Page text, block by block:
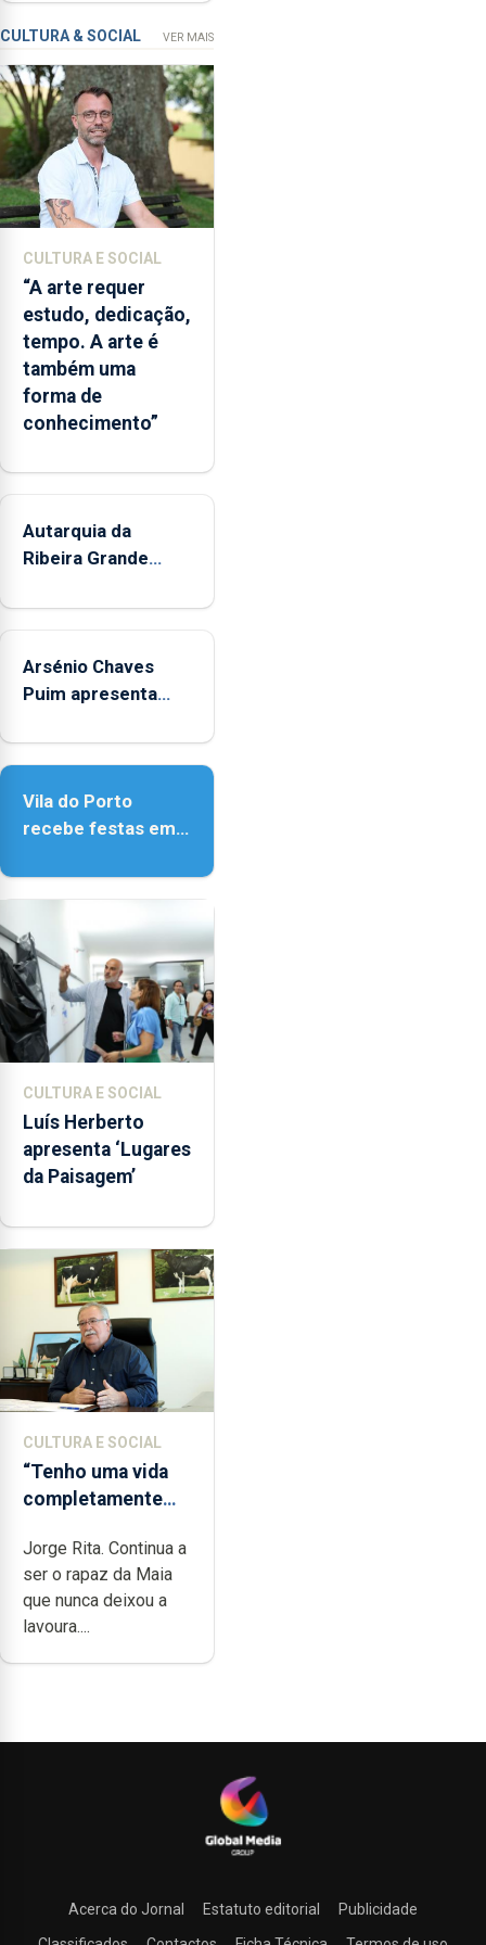
financiamento
para
os
bombeiros
dos
Açores
com
responsabilidades
partilhadas
entre
o
Governo
Regional
e
municípios.
freguesia da Maia
CULTURA & SOCIAL VER MAIS
CULTURA E SOCIAL
“A arte requer
estudo, dedicação,
tempo. A arte é
também uma
forma de
conhecimento”
Autarquia da
Ribeira Grande
"Museus no Verão"
Arsénio Chaves
Puim apresenta
de Vila do Porto
Vila do Porto
recebe festas em
Senhora da
CULTURA E SOCIAL
Luís Herberto
apresenta ‘Lugares
da Paisagem’
CULTURA E SOCIAL
“Tenho uma vida
completamente
dedicação, gosto e
muita paixão”
Jorge Rita. Continua a
ser o rapaz da Maia
que nunca deixou a
lavoura....
Acerca do Jornal Estatuto editorial
Publicidade